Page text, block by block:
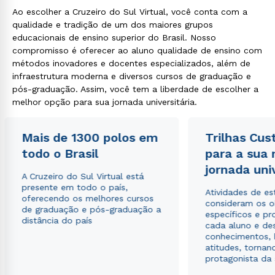
Ao escolher a Cruzeiro do Sul Virtual, você conta com a
qualidade e tradição de um dos maiores grupos
educacionais de ensino superior do Brasil. Nosso
compromisso é oferecer ao aluno qualidade de ensino com
métodos inovadores e docentes especializados, além de
infraestrutura moderna e diversos cursos de graduação e
pós-graduação. Assim, você tem a liberdade de escolher a
melhor opção para sua jornada universitária.
Mais de 1300 polos em
todo o Brasil
A Cruzeiro do Sul Virtual está
presente em todo o país,
oferecendo os melhores cursos
de graduação e pós-graduação a
distância do país
Trilhas
para a sua
jornada
Atividades de
consideram os
específicos e
cada aluno e
conhecimentos,
atitudes,
protagonista da
Rápido e fácil
WhatsApp
ou
Política de Privacidade.e
autorizo que meus dados sejam utilizados para o
envio de conteúdos da Cruzeiro do Sul.